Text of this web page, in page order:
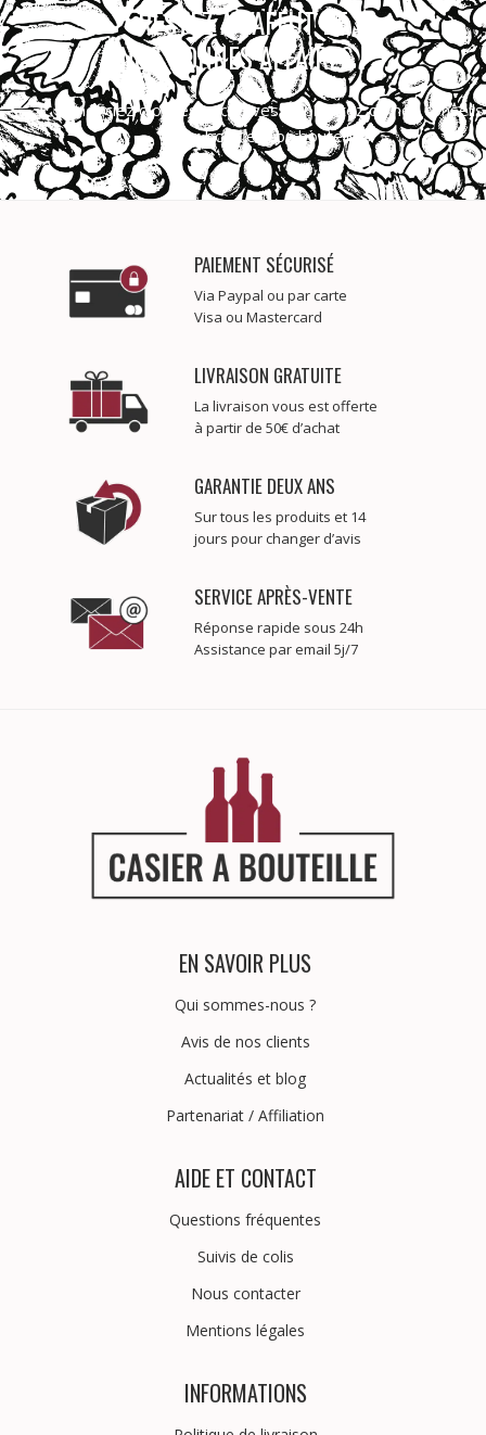
RESTEZ À L'AFFUT DE
NOS BONNES AFFAIRES !
Bénéficiez d’offres exclusives et profitez de nos conseils
pour bonifier vos bouteilles.
PAIEMENT SÉCURISÉ
Via Paypal ou par carte
Visa ou Mastercard
LIVRAISON GRATUITE
La livraison vous est offerte
à partir de 50€ d’achat
GARANTIE DEUX ANS
Sur tous les produits et 14
jours pour changer d’avis
SERVICE APRÈS-VENTE
Réponse rapide sous 24h
Assistance par email 5j/7
EN SAVOIR PLUS
Qui sommes-nous ?
Avis de nos clients
Actualités et blog
Partenariat /Affiliation
AIDE ET CONTACT
Questions fréquentes
Suivis de colis
Nous contacter
Mentions légales
INFORMATIONS